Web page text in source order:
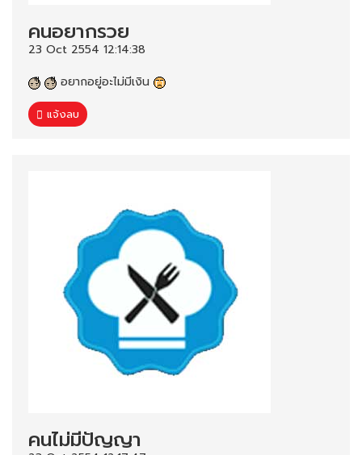
คนอยากรวย
23 Oct 2554 12:14:38
อยากอยู่อะไม่มีเงิน
แจ้งลบ
คนไม่มีปัญญา